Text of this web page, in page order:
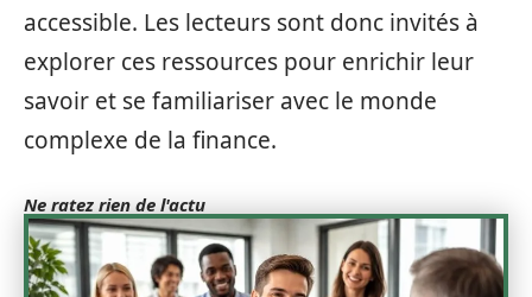
accessible. Les lecteurs sont donc invités à
explorer ces ressources pour enrichir leur
savoir et se familiariser avec le monde
complexe de la finance.
Ne ratez rien de l'actu